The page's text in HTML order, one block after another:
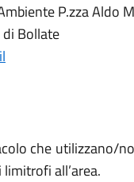
P.zza Aldo
Bollate
che utilizzano/
all’area.